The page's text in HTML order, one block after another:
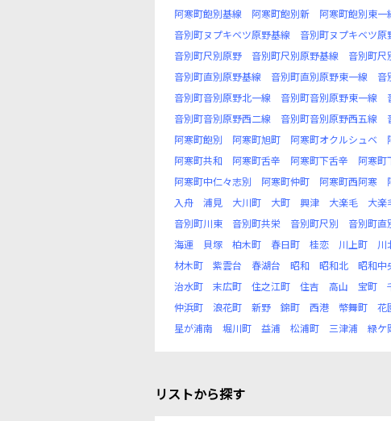
阿寒町飽別基線
阿寒町飽別新 阿寒町飽別東一
音別町ヌプキベツ原野基線
音別町ヌプキベツ原
音別町尺別原野
音別町尺別原野基線 音別町尺
音別町直別原野基線
音別町直別原野東一線 音
音別町音別原野北一線
音別町音別原野東一線
音別町音別原野西二線
音別町音別原野西五線
阿寒町飽別
阿寒町旭町 阿寒町オクルシュベ
阿寒町共和
阿寒町舌辛 阿寒町下舌辛 阿寒町
阿寒町中仁々志別
阿寒町仲町 阿寒町西阿寒
入舟
浦見 大川町 大町 興津 大楽毛 大楽
音別町川東
音別町共栄 音別町尺別 音別町直
海運
貝塚 柏木町 春日町 桂恋 川上町 川
材木町
紫雲台 春湖台 昭和 昭和北 昭和中
治水町
末広町 住之江町 住吉 高山 宝町
仲浜町
浪花町 新野 錦町 西港 幣舞町 花
星が浦南
堀川町 益浦 松浦町 三津浦 緑ケ
リストから探す